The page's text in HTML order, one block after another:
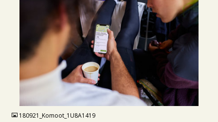
180921_Komoot_1U8A1419